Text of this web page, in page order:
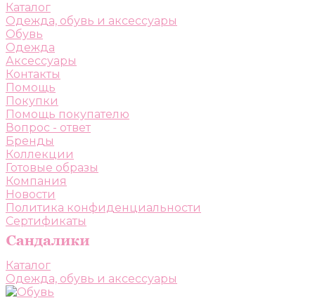
Каталог
Одежда, обувь и аксессуары
Обувь
Одежда
Аксессуары
Контакты
Помощь
Покупки
Помощь покупателю
Вопрос - ответ
Бренды
Коллекции
Готовые образы
Компания
Новости
Политика конфиденциальности
Сертификаты
Каталог
Одежда, обувь и аксессуары